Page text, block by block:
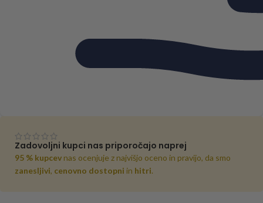
Zadovoljni kupci nas priporočajo naprej
95 % kupcev nas ocenjuje z najvišjo oceno in pravijo, da smo
zanesljivi, cenovno dostopni in hitri.